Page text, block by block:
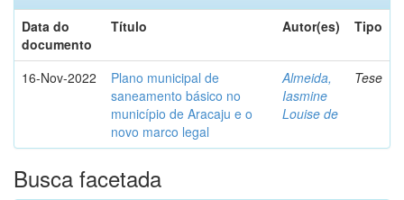
Data do
documento
Título Autor(es) Tipo
16-Nov-2022
Plano municipal de
saneamento básico no
município de Aracaju e o
novo marco legal
Almeida,
Iasmine
Louise de
Tese
Busca facetada